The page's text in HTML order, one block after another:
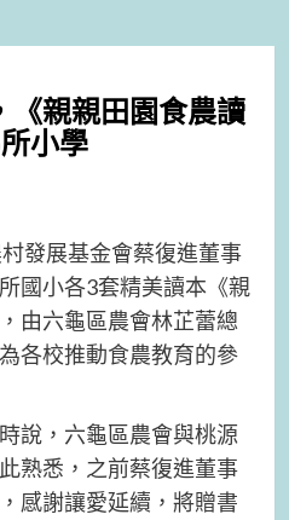
《親親田園食農讀
小學
村發展基金會蔡復進董事
國小各3套精美讀本《親
由六龜區農會林芷蕾總
各校推動食農教育的參
說，六龜區農會與桃源
熟悉，之前蔡復進董事
感謝讓愛延續，將贈書